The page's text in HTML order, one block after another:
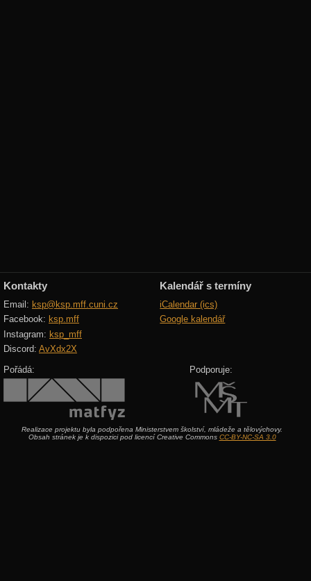
Kontakty
Email: ksp@ksp.mff.cuni.cz
Facebook: ksp.mff
Instagram: ksp_mff
Discord: AvXdx2X
Kalendář s termíny
iCalendar (ics)
Google kalendář
Pořádá: Podporuje:
Realizace projektu byla podpořena Ministerstvem školství, mládeže a tělovýchovy.
Obsah stránek je k dispozici pod licencí Creative Commons CC-BY-NC-SA 3.0